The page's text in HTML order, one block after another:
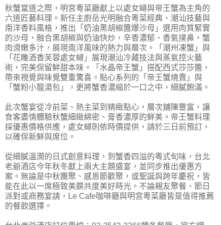
秋蟹當道之際，明宮粵菜廳獻上以處女蟳與帝王蟹為主角的
六道匠藝料理。新任主廚岳光明融合粵菜經典、潮汕技藝與
南洋香料風格，推出「奶油黑胡椒醬爆沙母」選用肉質緊實
的沙母，融合黑胡椒與奶油快炒，辛香濃郁、香氣撲鼻，蟹
肉滑嫩多汁，展現南洋風味的熱力與層次。「潮州凍蟹」與
「花雕酒香芙蓉處女蟳」展現潮汕冷藏技法與蒸氣控火藝
術，完美保留鮮甜本味。「水晶帝王蟹」搭配西式莎莎醬，
帶來視覺與味覺雙重驚喜。點心系列的「帝王蟹燒賣」與
「蟹粉小籠湯包」，更將蟹香濃縮於一口之中，細膩飽滿。
此次蟹宴從冷前菜、熱主菜到精緻點心，層次鋪陳豐富，讓
食客盡情體驗秋蟹細緻綿密、膏香濃厚的鮮美。帝王蟹料理
採優惠價格供應，處女蟳則依時價提供，請於三日前預訂，
以確保新鮮與席位。
從細膩溫潤的日式創意料理，到蟹香四溢的粵式旬味，台北
老爺酒店今年秋冬獻上兩大主題盛宴，並同步推出優惠方
案。無論是中秋團聚、感恩節歡聚，或聖誕與跨年慶祝，皆
能在此以一席極致美饌共度美好時光。不論親友聚餐、節日
派對或商務宴請，Le Cafe咖啡廳與明宮粵菜廳皆是值得推薦
的餐飲選擇。